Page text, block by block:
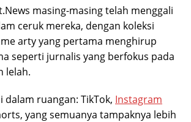
masing-masing telah menggali
ceruk mereka, dengan koleksi
arty yang pertama menghirup
seperti jurnalis yang berfokus pada
lelah.
dalam ruangan: TikTok, Instagram
yang semuanya tampaknya lebih